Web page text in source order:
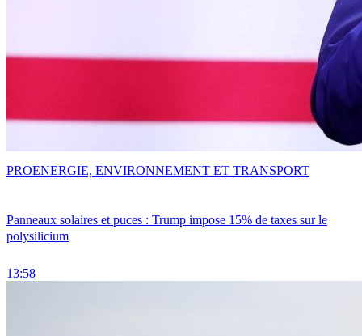
Panneaux solaires et puces : Trump impose 15% de taxes sur le
polysilicium
13:58
PROENERGIE, ENVIRONNEMENT ET TRANSPORT